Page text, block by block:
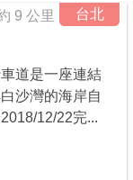
台北
9 公里
道是一座連結
沙灣的海岸自
12/22完...